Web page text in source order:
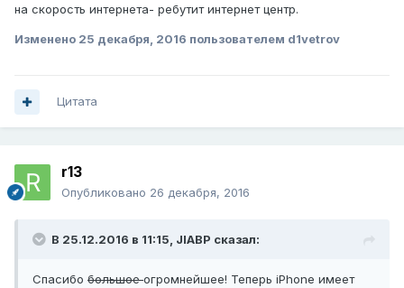
на скорость интернета- ребутит интернет центр.
Изменено 25 декабря, 2016 пользователем d1vetrov
Цитата
r13
Опубликовано 26 декабря, 2016
В 25.12.2016 в 11:15, JIABP сказал:
Спасибо большоеогромнейшее! Теперь iPhone имеет